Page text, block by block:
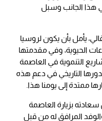
هذا الجانب وسبل
يأمل بأن يكون لروسيا
الحيوية، وفي مقدمتها
التنموية في العاصمة
التاريخي في دعم هذه
ممتدة إلى يومنا هذا.
بزيارة العاصمة
المرافق له من قبل